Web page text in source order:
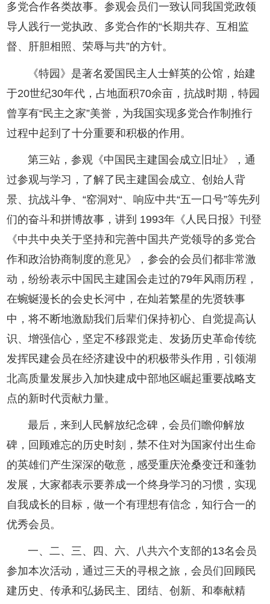
多党合作各类故事。参观会员们一致认同我国党政领
导人践行一党执政、多党合作的“长期共存、互相监
督、肝胆相照、荣辱与共”‌的方针。
《特园》是著名爱国民主人士鲜英的公馆，始建
于20世纪30年代，占地面积70余亩，抗战时期，特园
曾享有“民主之家”美誉，为我国实现多党合作制推行
过程中起到了十分重要和积极的作用。
第三站，参观《中国民主建国会成立旧址》，通
过参观与学习，了解了民主建国会成立、创始人背
景、抗战斗争、“窑洞对“、响应中共“五一口号”等先列
们的奋斗和拼博故事，讲到 1993年《人民日报》刊登
《中共中央关于坚持和完善中国共产党领导的多党合
作和政治协商制度的意见》，参会的会员们都非常激
动，纷纷表示中国民主建国会走过的79年风雨历程，
在蜿蜒漫长的会史长河中，在灿若繁星的先贤轶事
中，将不断地激励我们后辈们保持初心、自觉提高认
识、增强信心，坚定不移跟党走、发扬历史革命传统
发挥民建会员在经济建设中的积极带头作用，引领湖
北高质量发展步入加快建成中部地区崛起重要战略支
点的新时代贡献力量。
最后，来到人民解放纪念碑，会员们瞻仰解放
碑，回顾难忘的历史时刻，禁不住对为国家付出生命
的英雄们产生深深的敬意，感受重庆沧桑变迁和蓬勃
发展，大家都表示要养成一个终身学习的习惯，实现
自我成长的目标，做一个有理想有信念，知行合一的
优秀会员。
一、二、三、四、六、八共六个支部的13名会员
参加本次活动，通过三天的寻根之旅，会员们回顾民
建历史、传承和弘扬民主、团结、创新、和奉献精